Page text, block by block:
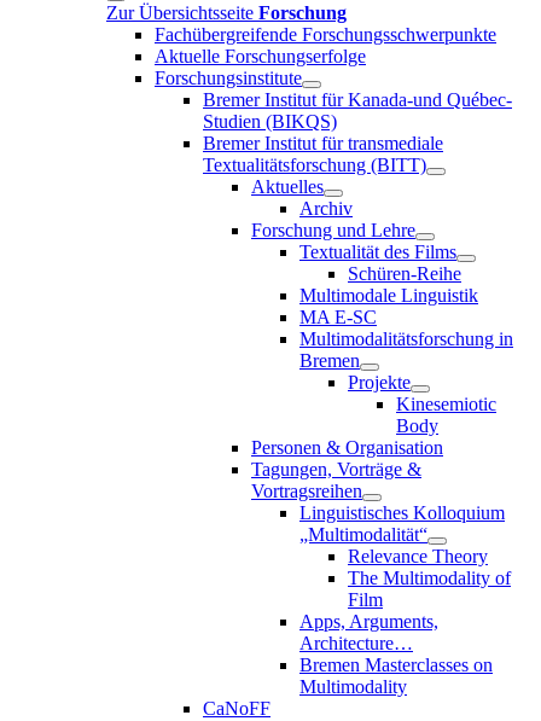
Zur Übersichtsseite Forschung
Fachübergreifende Forschungsschwerpunkte
Aktuelle Forschungserfolge
Forschungsinstitute
Bremer Institut für Kanada-und Québec-
Studien (BIKQS)
Bremer Institut für transmediale
Textualitätsforschung (BITT)
Aktuelles
Archiv
Forschung und Lehre
Textualität des Films
Schüren-Reihe
Multimodale Linguistik
MA E-SC
Multimodalitätsforschung in
Bremen
Projekte
Kinesemiotic
Body
Personen & Organisation
Tagungen, Vorträge &
Vortragsreihen
Linguistisches Kolloquium
„Multimodalität“
Relevance Theory
The Multimodality of
Film
Apps, Arguments,
Architecture…
Bremen Masterclasses on
Multimodality
CaNoFF